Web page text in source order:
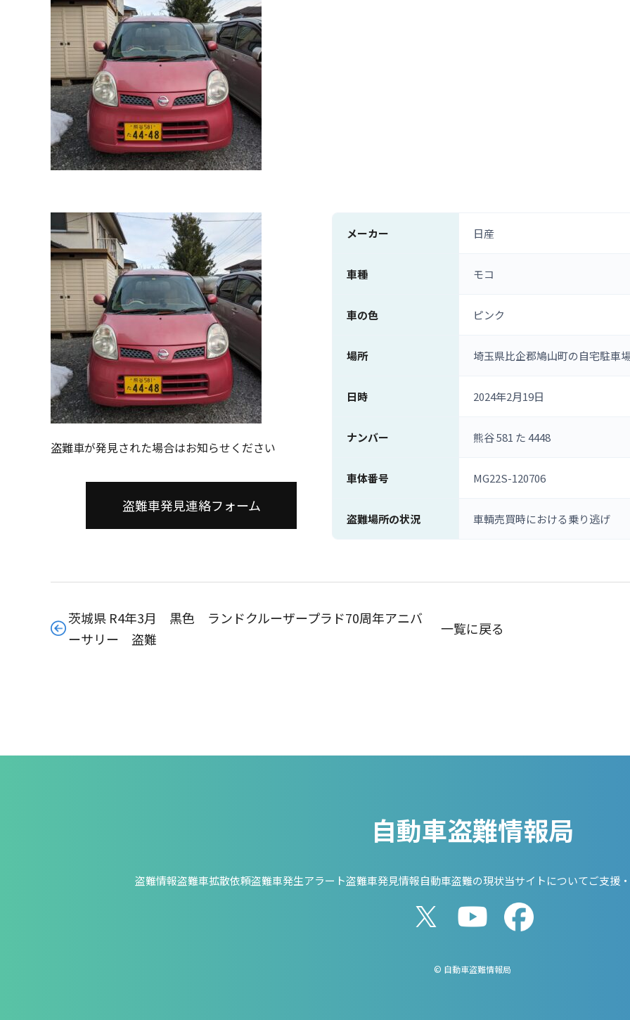
盗難車が発見された場合はお知らせください
盗難車発見連絡フォーム
メーカー 日産
車種 モコ
車の色 ピンク
場所 埼玉県比企郡鳩山町の自宅駐車
日時 2024年2月19日
ナンバー 熊谷 581 た 4448
車体番号 MG22S-120706
盗難場所の状況 車輌売買時における乗り逃げ
茨城県 R4年3月 黒色 ランドクルーザープラド70周年アニバ
ーサリー 盗難
一覧に戻る
自動車盗難情報局
盗難情報盗難車拡散依頼盗難車発生アラート盗難車発見情報自動車盗難の現状当サイトについてご支援
© 自動車盗難情報局